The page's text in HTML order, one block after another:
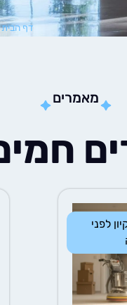
דף הבית
מאמרים
לפני